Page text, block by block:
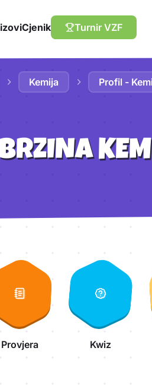
Cjenik Turnir VZF
Kemija Profil -
Provjera Kwiz